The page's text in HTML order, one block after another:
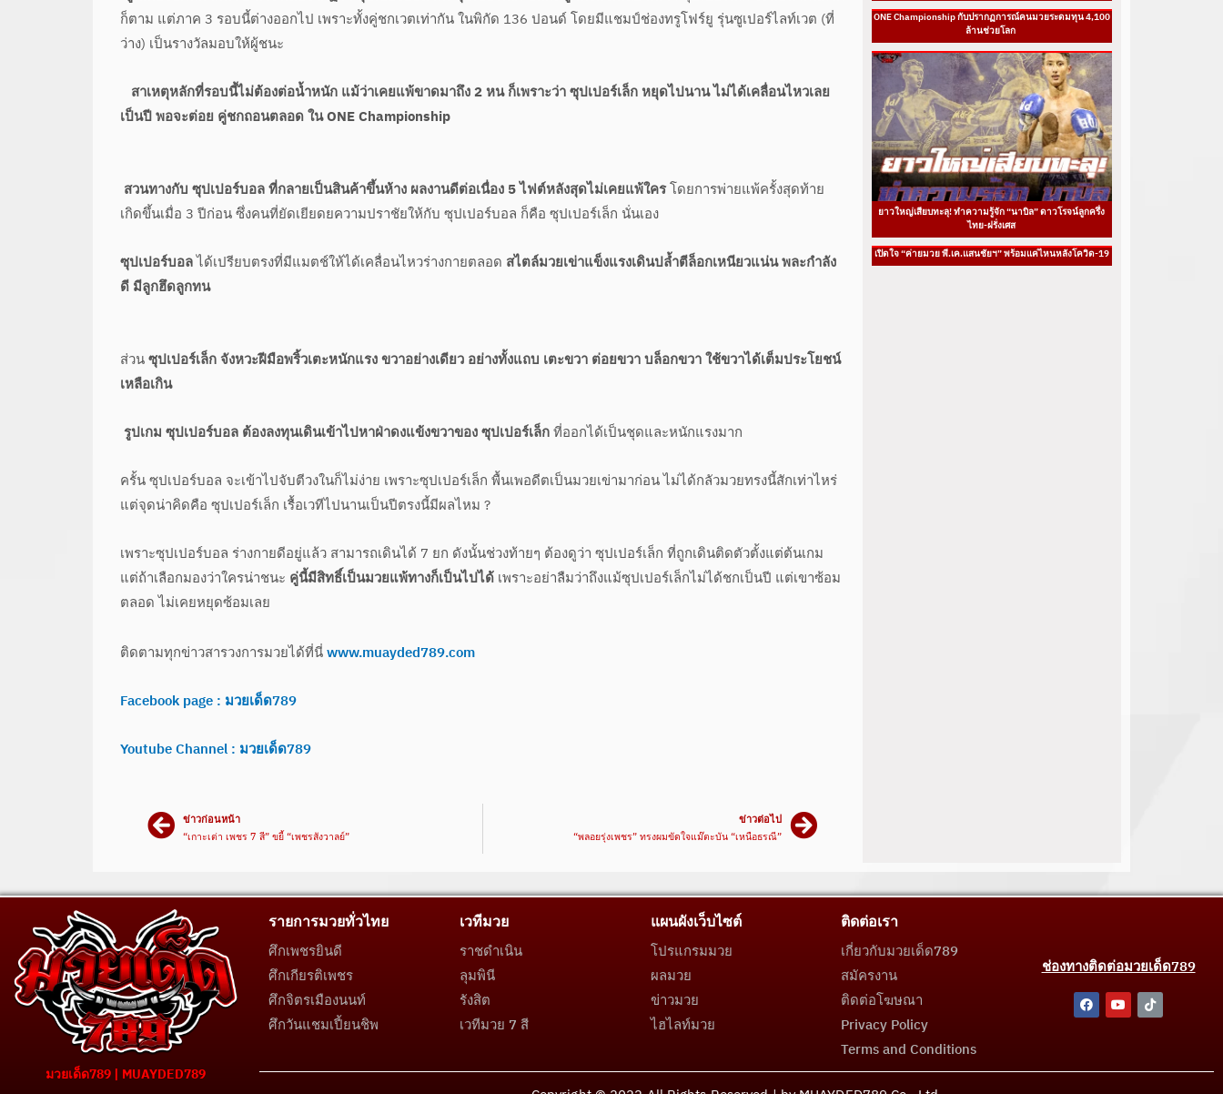
ก็ตาม แต่ภาค 3 รอบนี้ต่างออกไป เพราะทั้งคู่ชกเวตเท่ากัน ในพิกัด 136 ปอนด์ โดยมีแชมป์ช่องทรูโฟร์ยู รุ่นซูเปอร์ไลท์เวต (ที่
ว่าง) เป็นรางวัลมอบให้ผู้ชนะ
สาเหตุหลักที่รอบนี้ไม่ต้องต่อน้ำหนัก แม้ว่าเคยแพ้ขาดมาถึง 2 หน ก็เพราะว่า ซุปเปอร์เล็ก หยุดไปนาน ไม่ได้เคลื่อนไหวเลย
เป็นปี พอจะต่อย คู่ชกถอนตลอด ใน ONE Championship
สวนทางกับ ซุปเปอร์บอล ที่กลายเป็นสินค้าขึ้นห้าง ผลงานดีต่อเนื่อง 5 ไฟต์หลังสุดไม่เคยแพ้ใครโดยการพ่ายแพ้ครั้งสุดท้าย
เกิดขึ้นเมื่อ 3 ปีก่อน ซึ่งคนที่ยัดเยียดยความปราชัยให้กับ ซุปเปอร์บอล ก็คือ ซุปเปอร์เล็ก นั่นเอง
ซุปเปอร์บอลได้เปรียบตรงที่มีแมตช์ให้ได้เคลื่อนไหวร่างกายตลอด สไตล์มวยเข่าแข็งแรงเดินปล้ำตีล็อกเหนียวแน่น พละกำลัง
ดี มีลูกฮึดลูกทน
ส่วนซุปเปอร์เล็ก จังหวะฝีมือพริ้วเตะหนักแรง ขวาอย่างเดียว อย่างทั้งแถบ เตะขวา ต่อยขวา บล็อกขวา ใช้ขวาได้เต็มประโยชน์
เหลือเกิน
รูปเกม ซุปเปอร์บอล ต้องลงทุนเดินเข้าไปหาฝ่าดงแข้งขวาของ ซุปเปอร์เล็กที่ออกได้เป็นชุดและหนักแรงมาก
ครั้น ซุปเปอร์บอล จะเข้าไปจับตีวงในก็ไม่ง่าย เพราะซุปเปอร์เล็ก พื้นเพอดีตเป็นมวยเข่ามาก่อน ไม่ได้กลัวมวยทรงนี้สักเท่าไหร่
แต่จุดน่าคิดคือ ซุปเปอร์เล็ก เรื้อเวทีไปนานเป็นปีตรงนี้มีผลไหม ?
เพราะซุปเปอร์บอล ร่างกายดีอยู่แล้ว สามารถเดินได้ 7 ยก ดังนั้นช่วงท้ายๆ ต้องดูว่า ซุปเปอร์เล็ก ที่ถูกเดินติดตัวตั้งแต่ต้นเกม
แต่ถ้าเลือกมองว่าใครน่าชนะ คู่นี้มีสิทธิ์เป็นมวยแพ้ทางก็เป็นไปได้ เพราะอย่าลืมว่าถึงแม้ซุปเปอร์เล็กไม่ได้ชกเป็นปี แต่เขาซ้อม
ตลอด ไม่เคยหยุดซ้อมเลย
ติดตามทุกข่าวสารวงการมวยได้ที่นี่www.muayded789.com
Facebook page : มวยเด็ด789
Youtube Channel : มวยเด็ด789
ข่าวก่อนหน้า
“เกาะเต่า เพชร 7 สี” ขยี้ “เพชรสังวาลย์”
ข่าวต่อไป
“พลอยรุ่งเพชร” ทรงผมขัดใจแม๊ตะบัน “เหนือธรณี”
ONE Championship กับปรากฏการณ์คนมวยระดมทุน 4,100
ล้านช่วยโลก
ยาวใหญ่เสียบทะลุ! ทำความรู้จัก “นาบิล” ดาวโรจน์ลูกครึ่ง
ไทย-ฝรั่งเศส
เปิดใจ “ค่ายมวย พี.เค.แสนชัยฯ” พร้อมแค่ไหนหลังโควิด-19
มวยเด็ด789 | MUAYDED789
รายการมวยทั่วไทย
ศึกเพชรยินดี
ศึกเกียรติเพชร
ศึกจิตรเมืองนนท์
ศึกวันแชมเปี้ยนชิพ
เวทีมวย
ราชดำเนิน
ลุมพินี
รังสิต
เวทีมวย 7 สี
แผนผังเว็บไซต์
โปรแกรมมวย
ผลมวย
ข่าวมวย
ไฮไลท์มวย
ติดต่อเรา
เกี่ยวกับมวยเด็ด789
สมัครงาน
ติดต่อโฆษณา
Privacy Policy
Terms and Conditions
ช่องทางติดต่อมวยเด็ด789